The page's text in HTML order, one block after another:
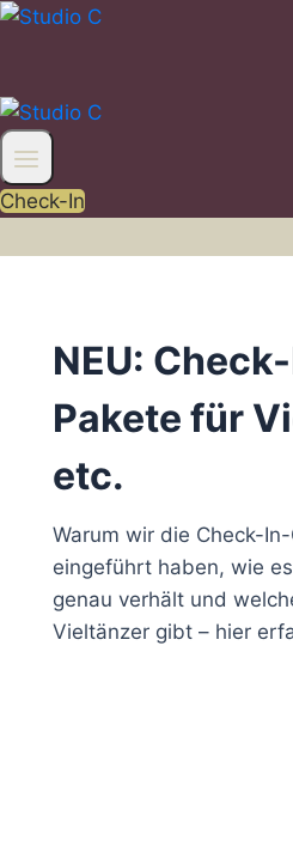
Zum
Check-In
NEU:
Pakete für
etc.
Warum wir die Check-
eingeführt haben, wie
genau verhält und
Vieltänzer gibt – hier